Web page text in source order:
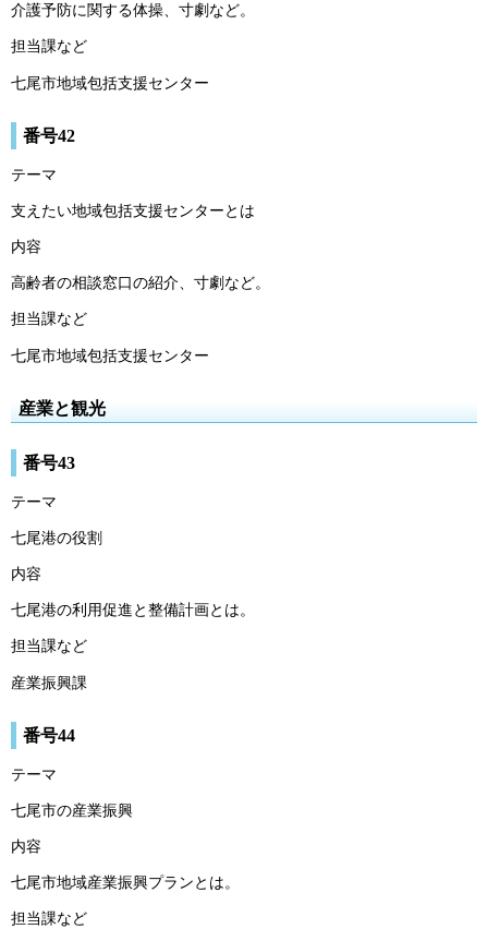
介護予防に関する体操、寸劇など。
担当課など
七尾市地域包括支援センター
番号42
テーマ
支えたい地域包括支援センターとは
内容
高齢者の相談窓口の紹介、寸劇など。
担当課など
七尾市地域包括支援センター
産業と観光
番号43
テーマ
七尾港の役割
内容
七尾港の利用促進と整備計画とは。
担当課など
産業振興課
番号44
テーマ
七尾市の産業振興
内容
七尾市地域産業振興プランとは。
担当課など